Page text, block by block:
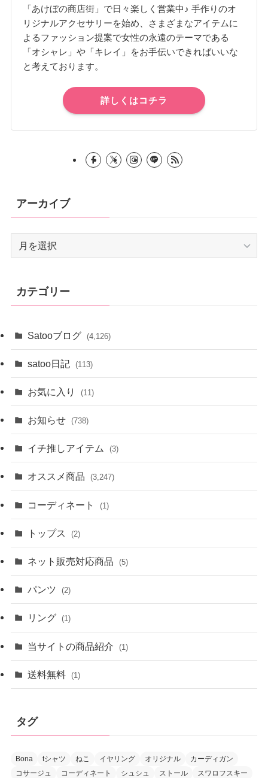
「あけぼの商店街」で日々楽しく営業中♪ 手作りのオ
リジナルアクセサリーを始め、さまざまなアイテムに
よるファッション提案で女性の永遠のテーマである
「オシャレ」や「キレイ」をお手伝いできればいいな
と考えております。
詳しくはコチラ
アーカイブ
ブ
カテゴリー
Satooブログ (4,126)
satoo日記 (113)
お気に入り (11)
お知らせ (738)
イチ推しアイテム (3)
オススメ商品 (3,247)
コーディネート (1)
トップス (2)
ネット販売対応商品 (5)
パンツ (2)
リング (1)
当サイトの商品紹介 (1)
送料無料 (1)
タグ
Bona tシャツ ねこ イヤリング オリジナル
カーディガン
コサージュ
コーディネート シュシュ ストール スワロフスキー